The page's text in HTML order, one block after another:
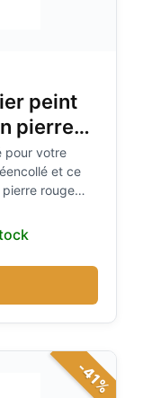
peint
pierre
pour votre
et ce
rouge
à votre
colle et sans
-41%